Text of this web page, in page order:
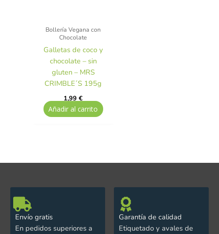
Bollería Vegana con
Chocolate
Galletas de coco y
chocolate – sin
gluten – MRS
CRIMBLE´S 195g
1,99€
Añadir al carrito
Envío gratis
En pedidos superiores a
Garantía de calidad
Etiquetado y avales de